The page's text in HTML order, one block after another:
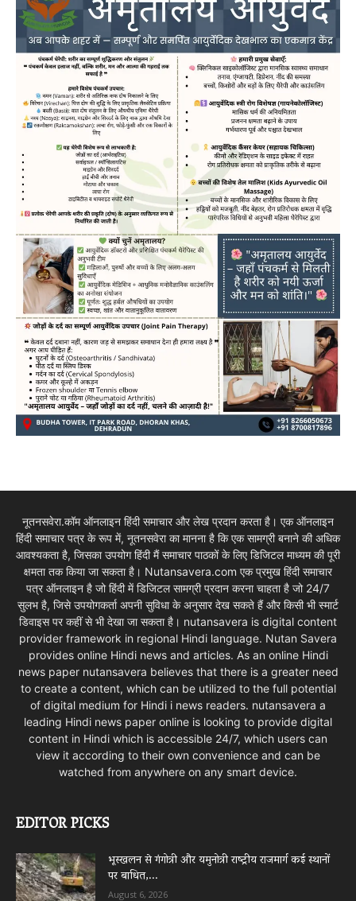
नूतनसवेरा.कॉम ऑनलाइन हिंदी समाचार और लेख प्रदान करता है। एक ऑनलाइन
हिंदी समाचार पत्र के रूप में, नूतनसवेरा का मानना है कि एक सामग्री बनाने की अधिक
आवश्यकता है, जिसका उपयोग हिंदी मैं समाचार पाठकों के लिए डिजिटल माध्यम की पूरी
क्षमता तक किया जा सकता है। Nutansavera.com एक प्रमुख हिंदी समाचार
पत्र ऑनलाइन है जो हिंदी में डिजिटल सामग्री प्रदान करना चाहता है जो 24/7
सुलभ है, जिसे उपयोगकर्ता अपनी सुविधा के अनुसार देख सकते हैं और किसी भी स्मार्ट
डिवाइस पर कहीं से भी देखा जा सकता है। nutansavera is digital content
provider framework in regional Hindi language. Nutan Savera
provides online Hindi news and articles. As an online Hindi
news paper nutansavera believes that there is a greater need
to create a content, which can be utilized to the full potential
of digital medium for Hindi i news readers. nutansavera a
leading Hindi news paper online is looking to provide digital
content in Hindi which is accessible 24/7, which users can
view it according to their own convenience and can be
watched from anywhere on any smart device.
EDITOR PICKS
भूस्खलन से गंगोत्री और यमुनोत्री राष्ट्रीय राजमार्ग कई स्थानों
पर बाधित,...
August 6, 2026